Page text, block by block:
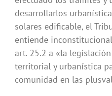
desarrollarlos
solares edificable, el
entiende
art. 25.2 a «la
territorial y urbanística
comunidad en las